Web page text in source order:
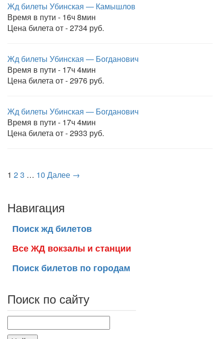
Жд билеты Убинская — Камышлов
Время в пути - 16ч 8мин
Цена билета от - 2734 руб.
Жд билеты Убинская — Богданович
Время в пути - 17ч 4мин
Цена билета от - 2976 руб.
Жд билеты Убинская — Богданович
Время в пути - 17ч 4мин
Цена билета от - 2933 руб.
1 23 … 10 Далее →
Навигация
Поиск жд билетов
Все ЖД вокзалы и станции
Поиск билетов по городам
Поиск по сайту